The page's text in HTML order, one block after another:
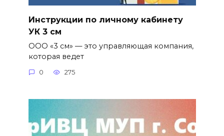
Инструкции по личному кабинету
УК 3 см
ООО «3 см» — это управляющая компания,
которая ведет
0 275